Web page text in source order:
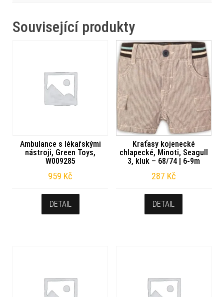
Související produkty
Ambulance s lékařskými
nástroji, Green Toys,
W009285
959 Kč
DETAIL
Kraťasy kojenecké
chlapecké, Minoti, Seagull
3, kluk – 68/74 | 6-9m
287 Kč
DETAIL